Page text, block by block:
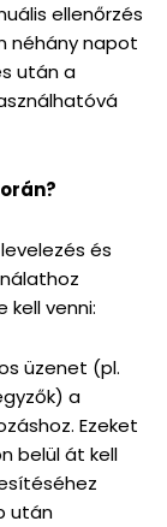
ellenőrzés
néhány napot
után a
és
venni:
üzenet (pl.
a
Ezeket
belül át kell
után